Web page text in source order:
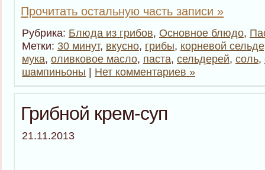
Прочитать остальную часть записи »
Рубрика: Блюда из грибов, Основное блюдо,
Метки: 30 минут, вкусно, грибы, корневой
мука, оливковое масло, паста, сельдерей, соль,
шампиньоны | Нет комментариев »
Грибной крем-суп
21.11.2013